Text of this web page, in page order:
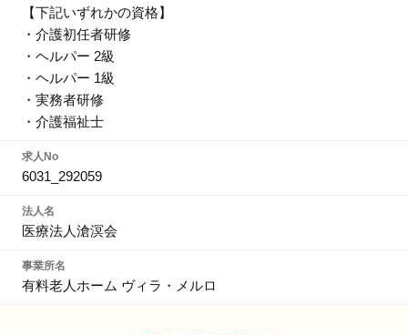
【下記いずれかの資格】
・介護初任者研修
・ヘルパー 2級
・ヘルパー 1級
・実務者研修
・介護福祉士
求人No
6031_292059
法人名
医療法人滄溟会
事業所名
有料老人ホーム ヴィラ・メルロ